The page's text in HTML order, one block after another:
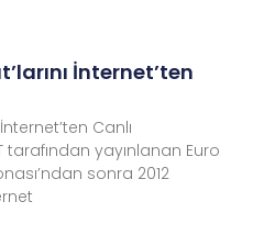
İnternet’ten
Canlı
tarafından yayınlanan Euro
sonra 2012